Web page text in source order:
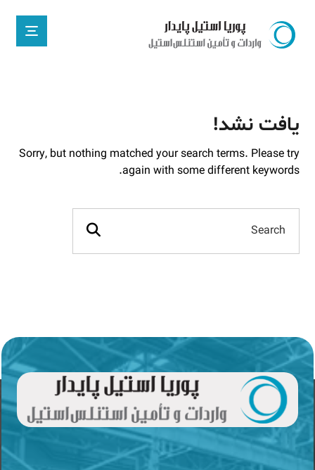
یافت نشد!
Sorry, but nothing matched your search terms. Please try
again with some different keywords.